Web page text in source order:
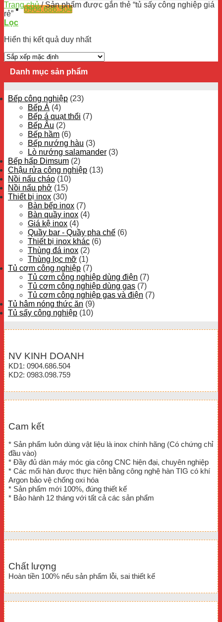
0904.686.504
Trang chủ /Sản phẩm được gắn thẻ “tủ sấy công nghiệp giá
rẻ”
Lọc
Hiển thị kết quả duy nhất
Danh mục sản phẩm
Bếp công nghiệp (23)
Bếp Á (4)
Bếp á quạt thổi (7)
Bếp Âu (2)
Bếp hầm (6)
Bếp nướng hàu (3)
Lò nướng salamander (3)
Bếp hấp Dimsum (2)
Chậu rửa công nghiệp (13)
Nồi nấu cháo (10)
Nồi nấu phở (15)
Thiết bị inox (30)
Bàn bếp inox (7)
Bàn quầy inox (4)
Giá kệ inox (4)
Quầy bar - Quầy pha chế (6)
Thiết bị inox khác (6)
Thùng đá inox (2)
Thùng lọc mỡ (1)
Tủ cơm công nghiệp (7)
Tủ cơm công nghiệp dùng điện (7)
Tủ cơm công nghiệp dùng gas (7)
Tủ cơm công nghiệp gas và điện (7)
Tủ hâm nóng thức ăn (9)
Tủ sấy công nghiệp (10)
NV KINH DOANH
KD1: 0904.686.504
KD2: 0983.098.759
Cam kết
* Sản phẩm luôn dùng vật liệu là inox chính hãng (Có chứng chỉ
đầu vào)
* Đầy đủ dàn máy móc gia công CNC hiện đại, chuyên nghiệp
* Các mối hàn được thực hiện bằng công nghệ hàn TIG có khí
Argon bảo vệ chống oxi hóa
* Sản phẩm mới 100%, đúng thiết kế
* Bảo hành 12 tháng với tất cả các sản phẩm
Chất lượng
Hoàn tiền 100% nếu sản phẩm lỗi, sai thiết kế